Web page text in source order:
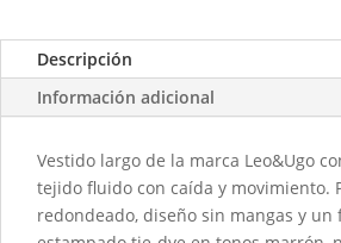
Descripción
Información adicional
Vestido largo de la marca Leo&Ugo
tejido fluido con caída y movimiento.
redondeado, diseño sin mangas y un